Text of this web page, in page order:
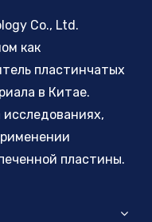
Co., Ltd.
как
пластинчатых
в Китае.
пластины.